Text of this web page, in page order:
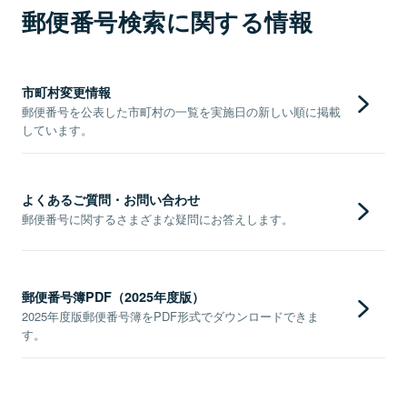
郵便番号検索に関する情報
市町村変更情報
郵便番号を公表した市町村の一覧を実施日の新しい順に掲載
しています。
よくあるご質問・お問い合わせ
郵便番号に関するさまざまな疑問にお答えします。
郵便番号簿PDF（2025年度版）
2025年度版郵便番号簿をPDF形式でダウンロードできま
す。